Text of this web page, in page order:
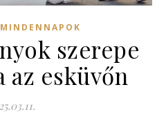
MINDENNAPOK
szerepe
az esküvőn